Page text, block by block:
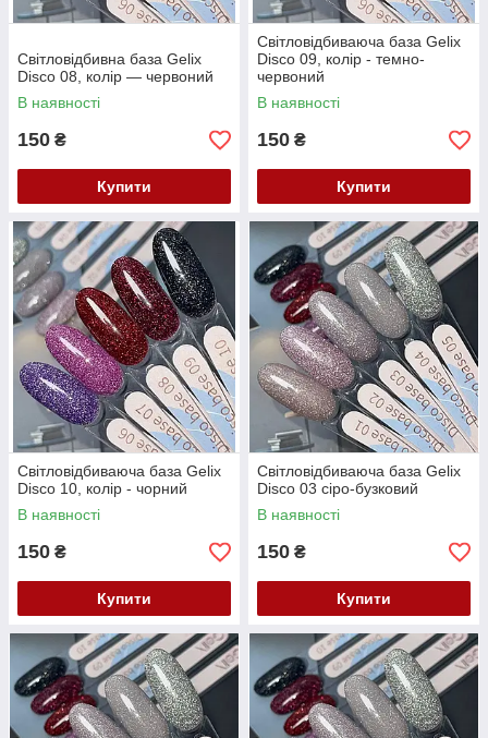
Світловідбивна база Gelix
Disco 08, колір — червоний
В наявності
150 ₴
Купити
Світловідбиваюча база Gelix
Disco 09, колір - темно-
червоний
В наявності
150 ₴
Купити
Світловідбиваюча база Gelix
Disco 10, колір - чорний
В наявності
150 ₴
Купити
Світловідбиваюча база Gelix
Disco 03 сіро-бузковий
В наявності
150 ₴
Купити